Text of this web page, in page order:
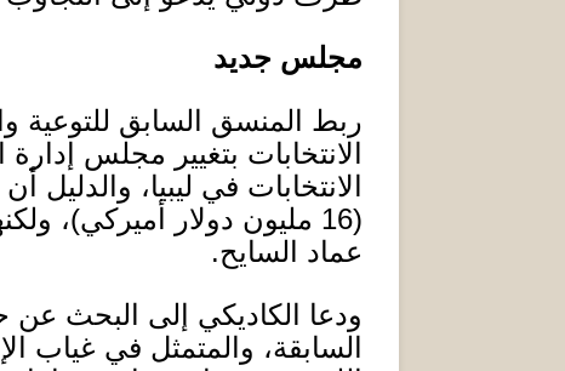
مجلس جديد
ربط المنسق السابق للتوعية
الانتخابات بتغيير مجلس
الانتخابات في ليبيا، والدليل
(16
مليون دولار أميركي)،
عماد السايح.
ودعا الكاديكي إلى البحث عن
السابقة، والمتمثل في غياب